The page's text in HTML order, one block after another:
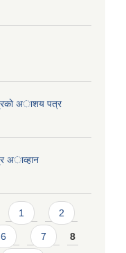
अाशय पत्र
अाव्हान
1 2
6 7 8